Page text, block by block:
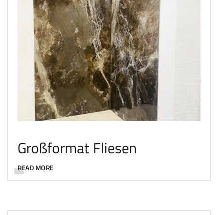
Großformat Fliesen
READ MORE